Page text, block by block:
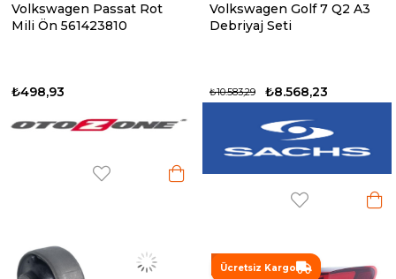
Volkswagen Passat Rot
Mili Ön 561423810
₺498,93
Volkswagen Golf 7 Q2 A3
Debriyaj Seti
₺8.568,23
₺10.583,29
Ücretsiz Kargo
%12